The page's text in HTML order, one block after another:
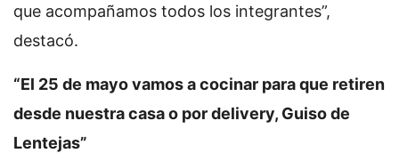
que acompañamos todos los integrantes”,
destacó.
“El 25 de mayo vamos a cocinar para que retiren
desde nuestra casa o por delivery, Guiso de
Lentejas”